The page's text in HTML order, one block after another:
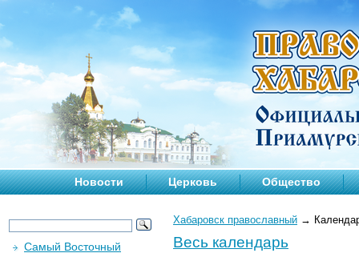
Новости Церковь Общество
Хабаровск православный →
Весь календарь
Самый Восточный